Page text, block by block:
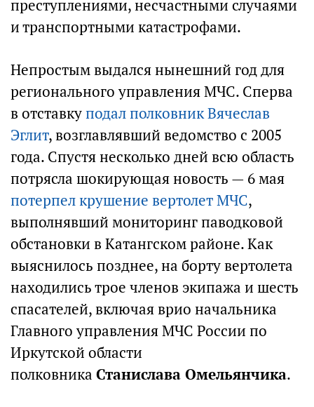
преступлениями, несчастными случаями
и транспортными катастрофами.
Непростым выдался нынешний год для
регионального управления МЧС. Сперва
в отставкуподал полковник Вячеслав
Эглит, возглавлявший ведомство с 2005
года. Спустя несколько дней всю область
потрясла шокирующая новость — 6 мая
потерпел крушение вертолет МЧС,
выполнявший мониторинг паводковой
обстановки в Катангском районе. Как
выяснилось позднее, на борту вертолета
находились трое членов экипажа и шесть
спасателей, включая врио начальника
Главного управления МЧС России по
Иркутской области
полковника Станислава Омельянчика.